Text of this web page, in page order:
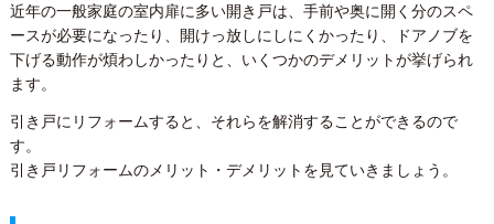
近年の一般家庭の室内扉に多い開き戸は、手前や奥に開く分のスペ
ースが必要になったり、開けっ放しにしにくかったり、ドアノブを
下げる動作が煩わしかったりと、いくつかのデメリットが挙げられ
ます。
引き戸にリフォームすると、それらを解消することができるので
す。
引き戸リフォームのメリット・デメリットを見ていきましょう。